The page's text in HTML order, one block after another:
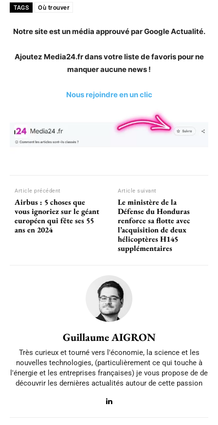
TAGS Où trouver
Notre site est un média approuvé par Google Actualité.
Ajoutez Media24.fr dans votre liste de favoris pour ne
manquer aucune news !
Nous rejoindre en un clic
Article précédent
Airbus : 5 choses que
vous ignoriez sur le géant
européen qui fête ses 55
ans en 2024
Article suivant
Le ministère de la
Défense du Honduras
renforce sa flotte avec
l’acquisition de deux
hélicoptères H145
supplémentaires
Guillaume AIGRON
Très curieux et tourné vers l'économie, la science et les
nouvelles technologies, (particulièrement ce qui touche à
l'énergie et les entreprises françaises) je vous propose de de
découvrir les dernières actualités autour de cette passion